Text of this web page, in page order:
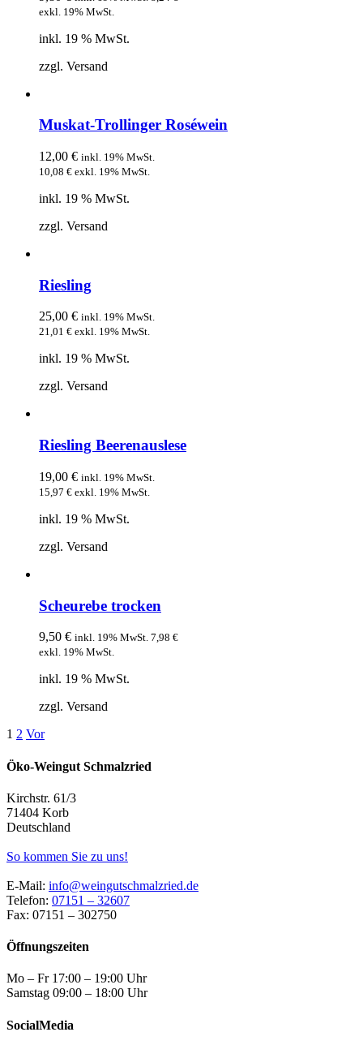
exkl. 19% MwSt.
inkl. 19 % MwSt.
zzgl. Versand
Muskat-Trollinger Roséwein
12,00 € inkl. 19% MwSt.
10,08 € exkl. 19% MwSt.
inkl. 19 % MwSt.
zzgl. Versand
Riesling
25,00 € inkl. 19% MwSt.
21,01 € exkl. 19% MwSt.
inkl. 19 % MwSt.
zzgl. Versand
Riesling Beerenauslese
19,00 € inkl. 19% MwSt.
15,97 € exkl. 19% MwSt.
inkl. 19 % MwSt.
zzgl. Versand
Scheurebe trocken
9,50 € inkl. 19% MwSt. 7,98 €
exkl. 19% MwSt.
inkl. 19 % MwSt.
zzgl. Versand
1 2 Vor
Öko-Weingut Schmalzried
Kirchstr. 61/3
71404 Korb
Deutschland
So kommen Sie zu uns!
E-Mail: info@weingutschmalzried.de
Telefon: 07151 – 32607
Fax: 07151 – 302750
Öffnungszeiten
Mo – Fr 17:00 – 19:00 Uhr
Samstag 09:00 – 18:00 Uhr
SocialMedia